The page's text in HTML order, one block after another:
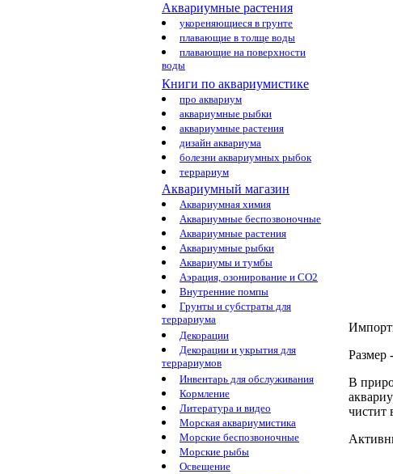
Аквариумные растения
укореняющиеся в грунте
плавающие в толще воды
плавающие на поверхности
воды
Книги по аквариумистике
про аквариум
аквариумные рыбки
аквариумные растения
дизайн аквариума
болезни аквариумных рыбок
террариум
Аквариумный магазин
Аквариумная химия
Аквариумные беспозвоночные
Аквариумные растения
Аквариумные рыбки
Аквариумы и тумбы
Аэрация, озонирование и CO2
Внутренние помпы
Грунты и субстраты для
террариума
Декорации
Декорации и укрытия для
террариумов
Инвентарь для обслуживания
Кормление
Литература и видео
Морская аквариумистика
Морские беспозвоночные
Морские рыбы
Освещение
Размер
В
чистит